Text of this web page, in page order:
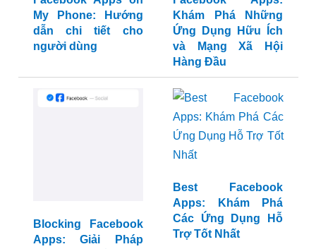
Can I Have 2
Facebook Apps on
My Phone: Hướng
người dùng
Book Apps
Facebook Apps:
Khám Phá Những
Ứng Dụng Hữu Ích
và Mạng Xã Hội
Hàng Đầu